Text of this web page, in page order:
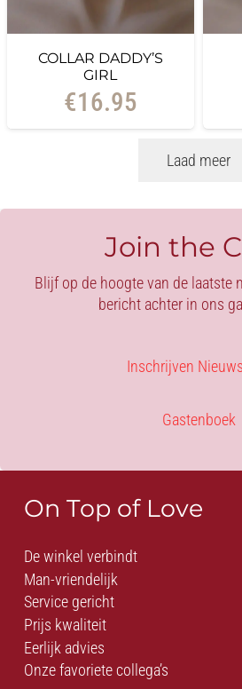
COLLAR DADDY’S
GIRL
€16.95
Laad meer
Join the
Blijf op de hoogte van de laatste
bericht achter in ons
Inschrijven
Gastenboek
On Top of Love
De winkel verbindt
Man-vriendelijk
Service gericht
Prijs kwaliteit
Eerlijk advies
Onze favoriete collega’s